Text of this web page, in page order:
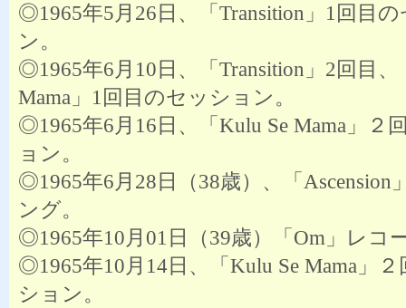
◎1965年5月26日、「Transition」1回目
ン。
◎1965年6月10日、「Transition」2回目、
Mama」1回目のセッション。
◎1965年6月16日、「Kulu Se Mama」２
ョン。
◎1965年6月28日（38歳）、「Ascension
ング。
◎1965年10月01日（39歳）「Om」レコ
◎1965年10月14日、「Kulu Se Mama」
ション。